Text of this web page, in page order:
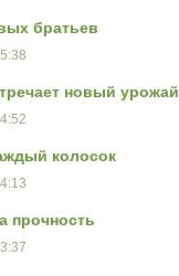
братьев
новый урожай
колосок
прочность